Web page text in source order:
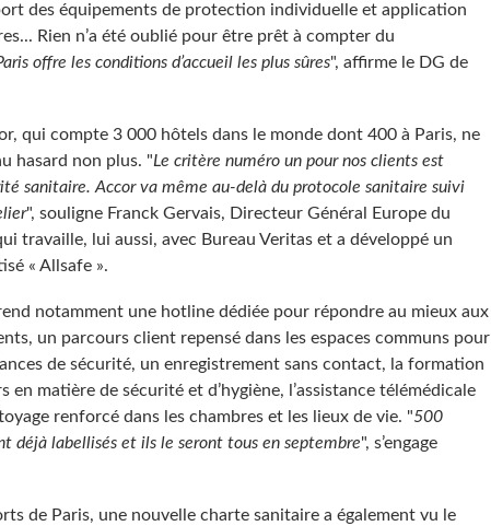
des équipements de protection individuelle et application
Rien n’a été oublié pour être prêt à compter du
offre les conditions d’accueil les plus sûres", affirme le DG de
qui compte 3 000 hôtels dans le monde dont 400 à Paris, ne
hasard non plus. "Le critère numéro un pour nos clients est
sanitaire. Accor va même au-delà du protocole sanitaire suivi
", souligne Franck Gervais, Directeur Général Europe du
travaille, lui aussi, avec Bureau Veritas et a développé un
« Allsafe ».
notamment une hotline dédiée pour répondre au mieux aux
un parcours client repensé dans les espaces communs pour
de sécurité, un enregistrement sans contact, la formation
en matière de sécurité et d’hygiène, l’assistance télémédicale
renforcé dans les chambres et les lieux de vie. "500
déjà labellisés et ils le seront tous en septembre", s’engage
de Paris, une nouvelle charte sanitaire a également vu le